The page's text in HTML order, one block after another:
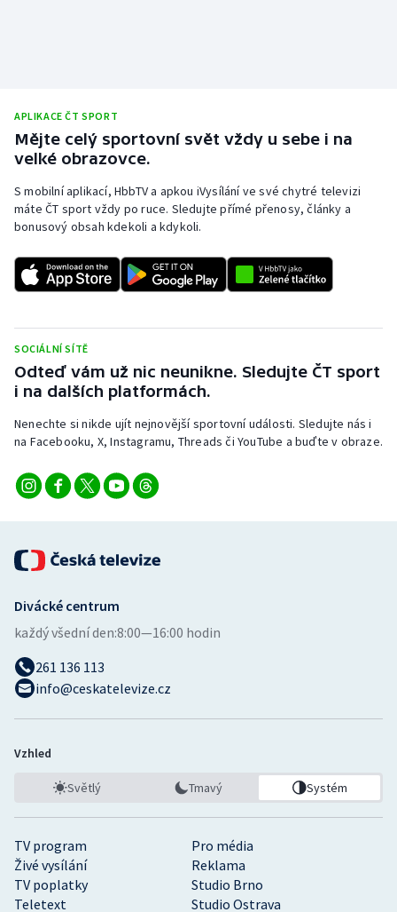
APLIKACE ČT SPORT
Mějte celý sportovní svět vždy u sebe i na
velké obrazovce.
S mobilní aplikací, HbbTV a apkou iVysílání ve své chytré televizi
máte ČT sport vždy po ruce. Sledujte přímé přenosy, články a
bonusový obsah kdekoli a kdykoli.
SOCIÁLNÍ SÍTĚ
Odteď vám už nic neunikne. Sledujte ČT sport
i na dalších platformách.
Nenechte si nikde ujít nejnovější sportovní události. Sledujte nás i
na Facebooku, X, Instagramu, Threads či YouTube a buďte v obraze.
TV program
Pro média
Živé vysílání
Reklama
TV poplatky
Studio Brno
Teletext
Studio Ostrava
Divácké centrum
každý všední den:8:00—16:00 hodin
261 136 113
info@ceskatelevize.cz
Vzhled
Světlý Tmavý Systém